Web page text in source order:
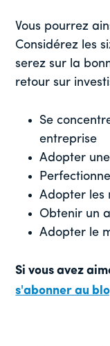
Vous pourrez
Considérez les
serez sur la
retour sur
Se
entreprise
Adopter
Adopter les
Obtenir un
Adopter le
Si vous avez
s'abonner au